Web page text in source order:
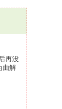
再没
由解